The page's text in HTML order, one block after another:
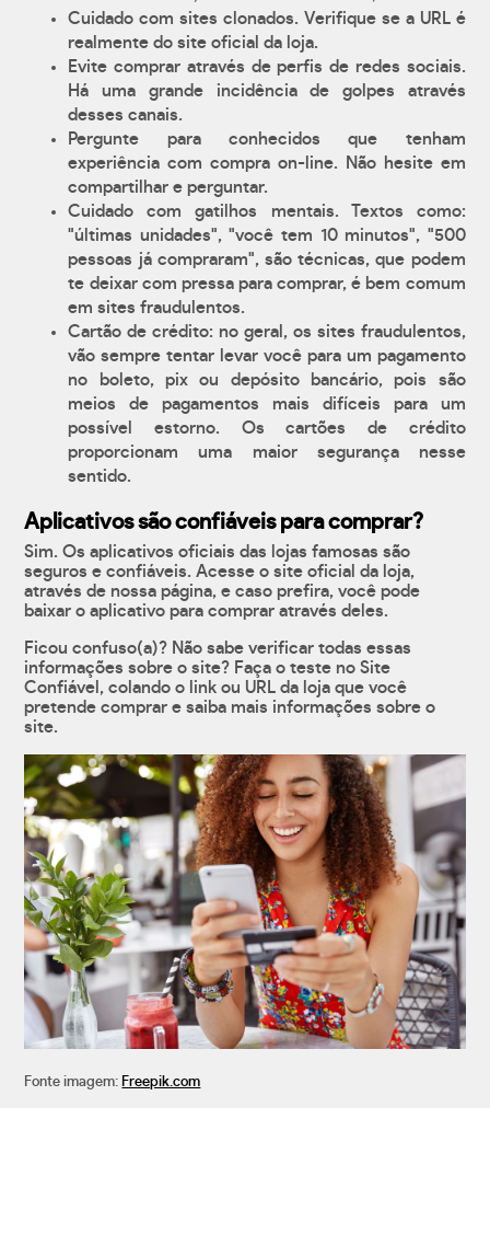
Cuidado com sites clonados. Verifique se a URL é
realmente do site oficial da loja.
Evite comprar através de perfis de redes sociais.
Há uma grande incidência de golpes através
desses canais.
Pergunte para conhecidos que tenham
experiência com compra on-line. Não hesite em
compartilhar e perguntar.
Cuidado com gatilhos mentais. Textos como:
"últimas unidades", "você tem 10 minutos", "500
pessoas já compraram", são técnicas, que podem
te deixar com pressa para comprar, é bem comum
em sites fraudulentos.
Cartão de crédito: no geral, os sites fraudulentos,
vão sempre tentar levar você para um pagamento
no boleto, pix ou depósito bancário, pois são
meios de pagamentos mais difíceis para um
possível estorno. Os cartões de crédito
proporcionam uma maior segurança nesse
sentido.
Aplicativos são confiáveis para comprar?
Sim. Os aplicativos oficiais das lojas famosas são
seguros e confiáveis. Acesse o site oficial da loja,
através de nossa página, e caso prefira, você pode
baixar o aplicativo para comprar através deles.
Ficou confuso(a)? Não sabe verificar todas essas
informações sobre o site? Faça o teste no Site
Confiável, colando o link ou URL da loja que você
pretende comprar e saiba mais informações sobre o
site.
Fonte imagem: Freepik.com